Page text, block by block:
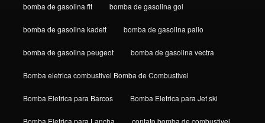
bomba de gasolina fit bomba de gasolina gol
bomba de gasolina kadett bomba de gasolina palio
bomba de gasolina peugeot bomba de gasolina vectra
Bomba eletrica combustivel Bomba de Combustivel
Bomba Eletrica para Barcos Bomba Eletrica para Jet ski
Bomba Eletrica para Lancha contato bomba de combustivel